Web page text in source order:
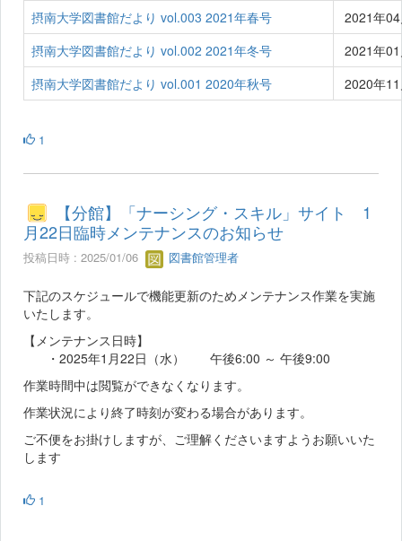
摂南大学図書館だより vol.003 2021年春号
2021年
摂南大学図書館だより vol.002 2021年冬号
2021年
摂南大学図書館だより vol.001 2020年秋号
2020年
1
【分館】「ナーシング・スキル」サイト 1
月22日臨時メンテナンスのお知らせ
投稿日時 : 2025/01/06 図書館管理者
下記のスケジュールで機能更新のためメンテナンス作業を実施
いたします。
【メンテナンス日時】
・2025年1月22日（水） 午後6:00 ～ 午後9:00
作業時間中は閲覧ができなくなります。
作業状況により終了時刻が変わる場合があります。
ご不便をお掛けしますが、ご理解くださいますようお願いいた
します
1